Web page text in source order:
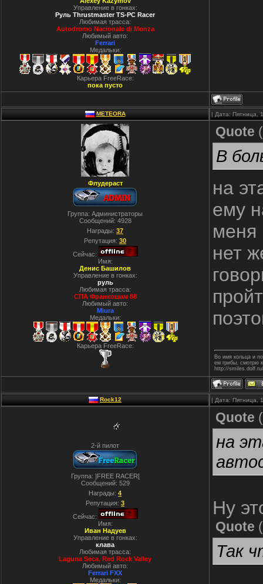
Управление в гонках:
Руль Thrustmaster TS-PC Racer
Любимая трасса:
Autodromo Nacionale di Monza
Любимый авто:
Ferrari
Медальки:
Карьера FreeRace:
пока пусто
METEORA | Дата: Пятница,
Флудераст
Группа: Администраторы
Сообщений: 4928
Награды: 37
Репутация: 30
Сейчас:
Имя:
Денис Башилов
Управление в гонках:
руль
Любимая трасса:
СПА Франкошам 88
Любимый авто:
Miura
Медальки:
Карьера FreeRace:
Quote (
В
на
ему
меня
нет
Во имя кольца и
ем грибы, смотрю
http://
Rock12 | Дата: Пятница,
2-й пилот
Группа: ]FREE RACER[
Сообщений: 529
Награды: 4
Репутация: 3
Сейчас:
Имя:
Иван Надуев
Управление в гонках:
клава
Любимая трасса:
Laguna Seca, Red Rock Valley
Любимый авто:
Ferrari FXX
Медальки:
Quote (
на
Ну
Quote (
Так